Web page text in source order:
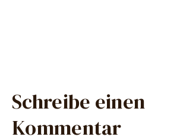
Schreibe einen
Kommentar